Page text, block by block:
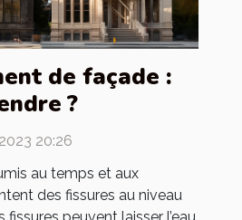
de façade :
?
20:26
au temps et aux
des fissures au niveau